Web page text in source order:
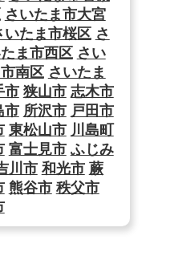
さいたま市大宮
いたま市桜区 さ
ま市西区 さい
南区 さいたま
市 狭山市 志木市
市 所沢市 戸田市
東松山市 川島町
富士見市 ふじみ
川市 和光市 蕨
熊谷市 秩父市